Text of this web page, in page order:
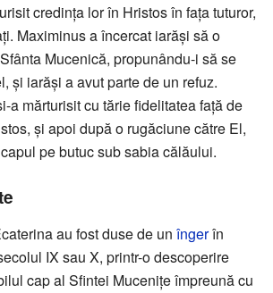
credința lor în Hristos în fața tuturor,
Maximinus a încercat iarăși să o
Mucenică, propunându-i să se
și iarăși a avut parte de un refuz.
a mărturisit cu tărie fidelitatea față de
și apoi după o rugăciune către El,
pe butuc sub sabia călăului.
au fost duse de un îngerîn
IX sau X, printr-o descoperire
cap al Sfintei Mucenițe împreună cu